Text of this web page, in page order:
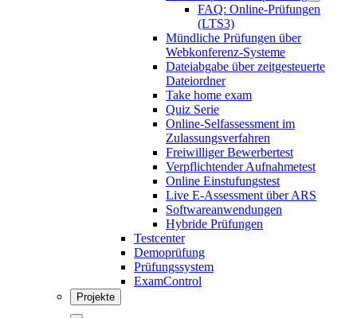
FAQ: Online-Prüfungen
(LTS3)
Mündliche Prüfungen über
Webkonferenz-Systeme
Dateiabgabe über zeitgesteuerte
Dateiordner
Take home exam
Quiz Serie
Online-Selfassessment im
Zulassungsverfahren
Freiwilliger Bewerbertest
Verpflichtender Aufnahmetest
Online Einstufungstest
Live E-Assessment über ARS
Softwareanwendungen
Hybride Prüfungen
Testcenter
Demoprüfung
Prüfungssystem
ExamControl
Projekte